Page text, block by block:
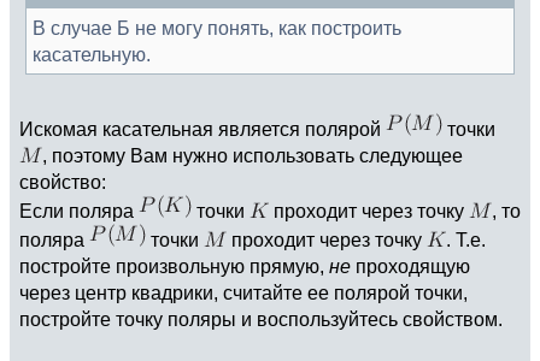
В случае Б не могу понять, как построить
касательную.
Искомая касательная является полярой
точки
, поэтому Вам нужно использовать следующее
свойство:
Если поляра
точки проходит через точку
, то
поляра
точки проходит через точку
. Т.е.
постройте произвольную прямую, не проходящую
через центр квадрики, считайте ее полярой точки,
постройте точку поляры и воспользуйтесь свойством.